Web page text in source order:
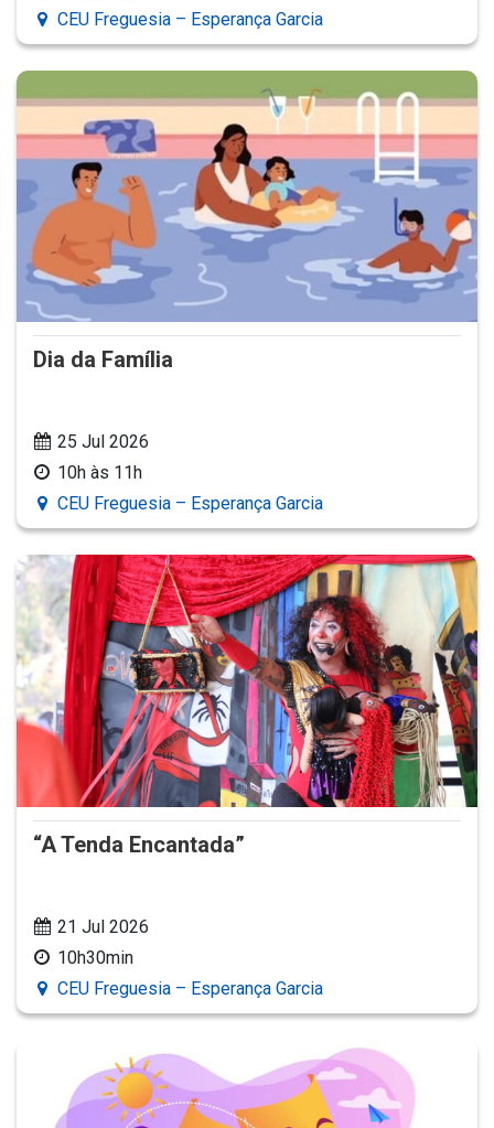
CEU Freguesia – Esperança Garcia
Dia da Família
25 Jul 2026
10h às 11h
CEU Freguesia – Esperança Garcia
“A Tenda Encantada”
21 Jul 2026
10h30min
CEU Freguesia – Esperança Garcia